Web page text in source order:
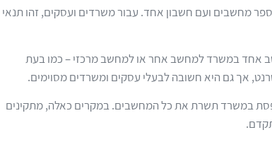
מחשבים ועם חשבון אחד. עבור משרדים ועסקים, זהו תנאי
אחד במשרד למחשב אחר או למחשב מרכזי – כמו בעת
אך גם היא חשובה לבעלי עסקים ומשרדים מסוימים.
במשרד תשרת את כל המחשבים. במקרים כאלה, מתקינים